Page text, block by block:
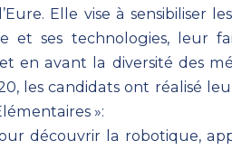
Elle vise à sensibiliser
et ses technologies, leur
en avant la diversité des
les candidats ont réalisé
»:
découvrir la robotique,